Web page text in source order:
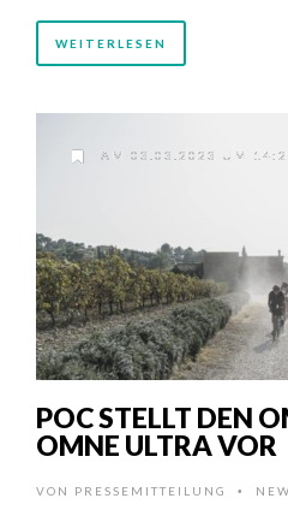
WEITERLESEN
AM 03.03.2023 UM
POC STELLT DEN
OMNE ULTRA VOR
VON PRESSEMITTEILUNG •